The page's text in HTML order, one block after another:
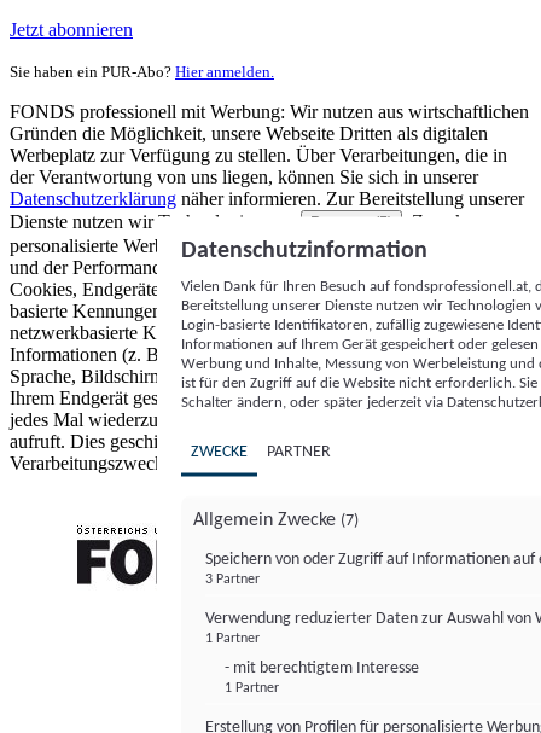
Jetzt abonnieren
Sie haben ein PUR-Abo? Hier anmelden.
FONDS professionell mit Werbung: Wir nutzen aus wirtschaftlichen
Gründen die Möglichkeit, unsere Webseite Dritten als digitalen
Werbeplatz zur Verfügung zu stellen. Über Verarbeitungen, die in
der Verantwortung von uns liegen, können Sie sich in unserer
Datenschutzerklärung näher informieren. Zur Bereitstellung unserer
Dienste nutzen wir Technologien von
Partnern (5)
. Zwecke:
personalisierte Werbung und Inhalte, Messung von Werbeleistung
und der Performance von Inhalten sowie Zielgruppenforschung.
Cookies, Endgeräte- oder ähnliche Online-Kennungen (z. B. login-
basierte Kennungen, zufällig generierte Kennungen,
netzwerkbasierte Kennungen) können zusammen mit anderen
Informationen (z. B. Browsertyp und Browserinformationen,
Sprache, Bildschirmgröße, unterstützte Technologien usw.) auf
Ihrem Endgerät gespeichert oder von dort ausgelesen werden, um es
jedes Mal wiederzuerkennen, wenn es eine App oder einer Webseite
aufruft. Dies geschieht für einen oder mehrere der hier aufgeführten
Verarbeitungszwecke.
Datenschutzinformation
Vielen Dank für Ihren Besuch auf
Bereitstellung unserer Dienste nutzen wir Technologien
Login-basierte Identifikatoren, zufällig zugewiesene
Informationen auf Ihrem Gerät gespeichert oder
Werbung und Inhalte, Messung von Werbeleistung
ist für den Zugriff auf die Website nicht erforderlich.
Schalter ändern, oder später jederzeit via
ZWECKE PARTNER
Allgemein Zwecke (7)
Speichern von oder Zugriff auf Informationen auf
3 Partner
Verwendung reduzierter Daten zur Auswahl von
1 Partner
- mit berechtigtem Interesse
1 Partner
Erstellung von Profilen für personalisierte
FONDS professionell